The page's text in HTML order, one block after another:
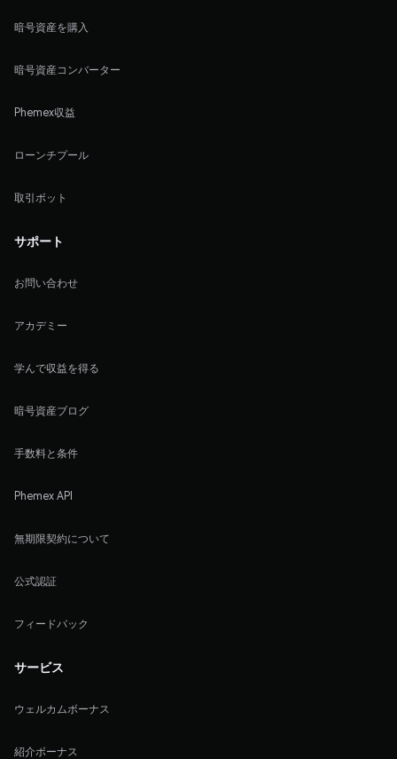
暗号資産を購入
暗号資産コンバーター
Phemex収益
ローンチプール
取引ボット
サポート
お問い合わせ
アカデミー
学んで収益を得る
暗号資産ブログ
手数料と条件
Phemex API
無期限契約について
公式認証
フィードバック
サービス
ウェルカムボーナス
紹介ボーナス